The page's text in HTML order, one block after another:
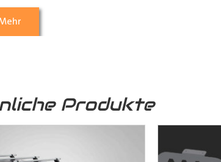
stehen wir Ihnen gerne zur Verfügung.
Montageanleitungen und Tipps finden Sie
Produkte